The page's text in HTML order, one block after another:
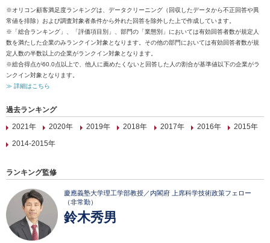
※オリコン顧客満足度ランキングは、データクリーニング（回収したデータから不正回答や異
常値を排除）および調査対象者条件から外れた回答を除外した上で作成しています。
※「総合ランキング」、「評価項目別」、部門の「業態別」においては有効回答者数が規定人
数を満たした企業のみランクイン対象となります。その他の部門においては有効回答者数が規
定人数の半数以上の企業がランクイン対象となります。
※総合得点が60.0点以上で、他人に薦めたくないと回答した人の割合が基準値以下の企業がラ
ンクイン対象となります。
≫ 詳細はこちら
過去ランキング
2021年
2020年 2019年 2018年 2017年 2016年
2015年
2014-2015年
ランキング監修
慶應義塾大学理工学部教授／内閣府 上席科学技術政策フェロー
（非常勤）
鈴木秀男